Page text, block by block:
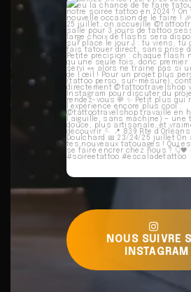
SOIRÉE TATTOO | 23/24/
Tu n’as...
41 0
NOUS SUIVRE
INSTAGRAM